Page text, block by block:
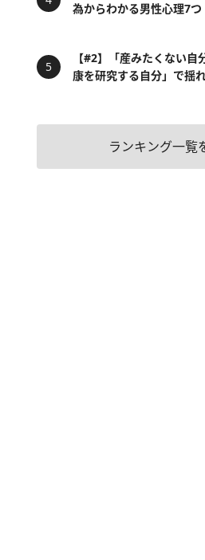
為からわかる男性心理7つ
【#2】「産みたくない
康を研究する自分」で揺
ランキング一覧